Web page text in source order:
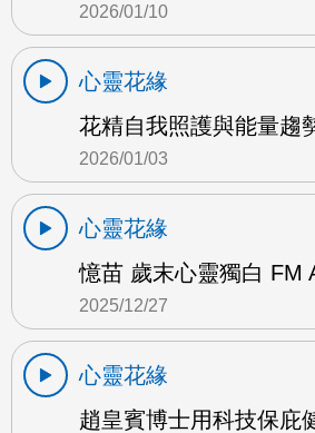
2026/01/10
心靈花緣
花精自我照護與能量趨
2026/01/03
心靈花緣
憶苗 歲末心靈獨白 FM
2025/12/27
心靈花緣
趙皇賓博士用科技保庇